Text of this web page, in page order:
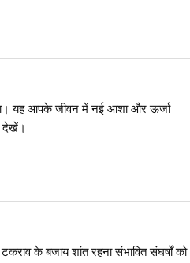
यह आपके जीवन में नई आशा और ऊर्जा
देखें।
के बजाय शांत रहना संभावित संघर्षों को